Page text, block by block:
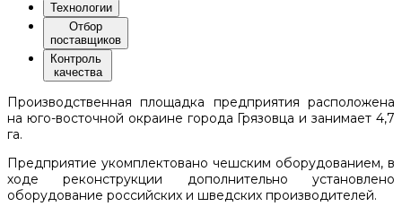
Технологии
Отбор
поставщиков
Контроль
качества
Производственная площадка предприятия расположена
на юго-восточной окраине города Грязовца и занимает 4,7
га.
Предприятие укомплектовано чешским оборудованием, в
ходе реконструкции дополнительно установлено
оборудование российских и шведских производителей.